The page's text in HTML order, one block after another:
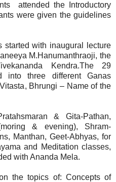
attended the Introductory
were given the guidelines
with inaugural lecture
M.Hanumanthraoji, the
Kendra.The 29
into three different Ganas
Bhrungi – Name of the
& Gita-Pathan,
& evening), Shram-
Manthan, Geet-Abhyas, for
and Meditation classes,
with Ananda Mela.
the topics of: Concepts of